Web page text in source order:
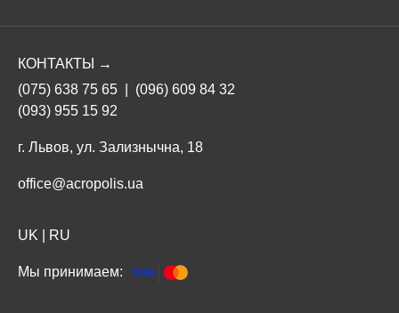
КОНТАКТЫ →
(075) 638 75 65
(096) 609 84 32
(093) 955 15 92
г. Львов, ул. Зализнычна, 18
office@acropolis.ua
UK RU
Мы принимаем: